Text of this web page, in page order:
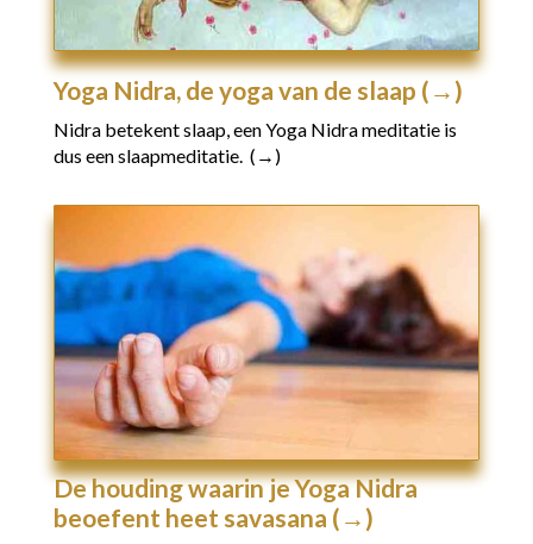
Yoga Nidra, de yoga van de slaap (→)
Nidra betekent slaap, een Yoga Nidra meditatie is
dus een slaapmeditatie. (→)
De houding waarin je Yoga Nidra
beoefent heet savasana (→)